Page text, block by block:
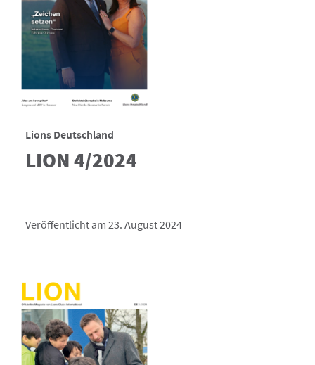
Lions Deutschland
LION 4/2024
Veröffentlicht am 23. August 2024